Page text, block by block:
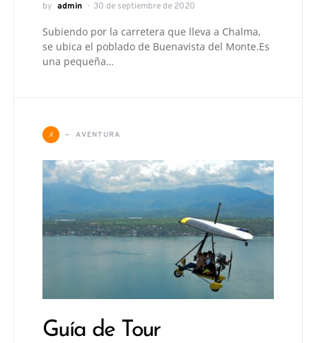
by admin 30 de septiembre de 2020
Subiendo por la carretera que lleva a Chalma,
se ubica el poblado de Buenavista del Monte.Es
una pequeña…
A AVENTURA
Guía de Tour